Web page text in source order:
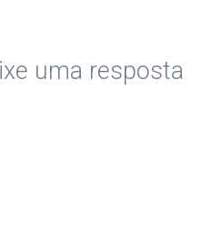
uma resposta